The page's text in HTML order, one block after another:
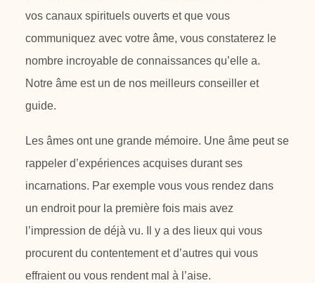
vos canaux spirituels ouverts et que vous
communiquez avec votre âme, vous constaterez le
nombre incroyable de connaissances qu’elle a.
Notre âme est un de nos meilleurs conseiller et
guide.
Les âmes ont une grande mémoire. Une âme peut se
rappeler d’expériences acquises durant ses
incarnations. Par exemple vous vous rendez dans
un endroit pour la première fois mais avez
l’impression de déjà vu. Il y a des lieux qui vous
procurent du contentement et d’autres qui vous
effraient ou vous rendent mal à l’aise.